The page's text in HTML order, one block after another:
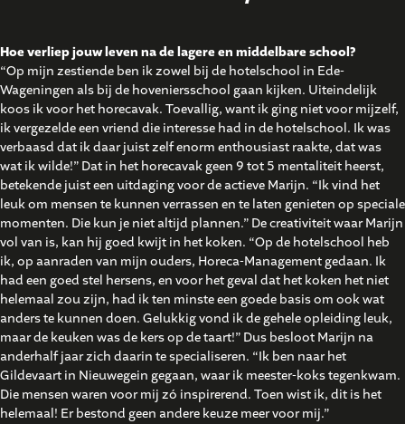
Hoe verliep jouw leven na de lagere en middelbare school?
“Op mijn zestiende ben ik zowel bij de hotelschool in Ede-
Wageningen als bij de hoveniersschool gaan kijken. Uiteindelijk
koos ik voor het horecavak. Toevallig, want ik ging niet voor mijzelf,
ik vergezelde een vriend die interesse had in de hotelschool. Ik was
verbaasd dat ik daar juist zelf enorm enthousiast raakte, dat was
wat ik wilde!” Dat in het horecavak geen 9 tot 5 mentaliteit heerst,
betekende juist een uitdaging voor de actieve Marijn. “Ik vind het
leuk om mensen te kunnen verrassen en te laten genieten op speciale
momenten. Die kun je niet altijd plannen.” De creativiteit waar Marijn
vol van is, kan hij goed kwijt in het koken. “Op de hotelschool heb
ik, op aanraden van mijn ouders, Horeca-Management gedaan. Ik
had een goed stel hersens, en voor het geval dat het koken het niet
helemaal zou zijn, had ik ten minste een goede basis om ook wat
anders te kunnen doen. Gelukkig vond ik de gehele opleiding leuk,
maar de keuken was de kers op de taart!” Dus besloot Marijn na
anderhalf jaar zich daarin te specialiseren. “Ik ben naar het
Gildevaart in Nieuwegein gegaan, waar ik meester-koks tegenkwam.
Die mensen waren voor mij zó inspirerend. Toen wist ik, dit is het
helemaal! Er bestond geen andere keuze meer voor mij.”